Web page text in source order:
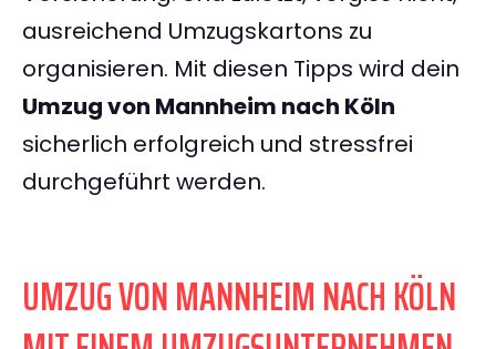
ausreichend Umzugskartons zu
organisieren. Mit diesen Tipps wird dein
Umzug von Mannheim nach Köln
sicherlich erfolgreich und stressfrei
durchgeführt werden.
UMZUG VON MANNHEIM NACH KÖLN